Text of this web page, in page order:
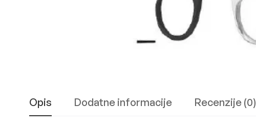
Opis Dodatne informacije Recenzije (0)